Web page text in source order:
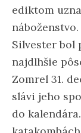
ediktom
náboženstvo.
Silvester bol
najdlhšie
Zomrel 31.
slávi jeho
do